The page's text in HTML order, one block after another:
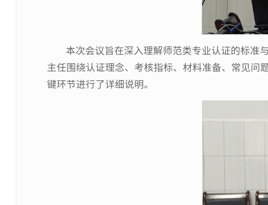
本次会议旨在深入理解师范类专业认证的标准
主任围绕认证理念、考核指标、材料准备、常见问
键环节进行了详细说明。